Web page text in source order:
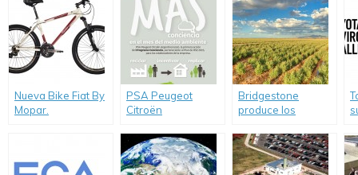
gas natural.
Movilidad.
Nueva Bike Fiat By
Mopar.
PSA Peugeot
Citroën
el medio ambiente
Bridgestone
produce los
neumáticos de
caucho natural